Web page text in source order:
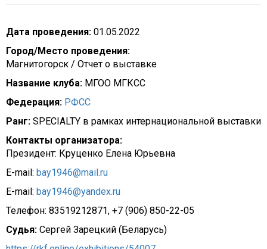
Дата проведения: 01.05.2022
Город/Место проведения:
Магнитогорск / Отчет о выставке
Название клуба: МГОО МГКСС
Федерация: РФСС
Ранг: SPECIALTY в рамках интернациональной выставки
Контакты организатора:
Президент: Круценко Елена Юрьевна
E-mail: bay1946@mail.ru
E-mail: bay1946@yandex.ru
Телефон: 83519212871, +7 (906) 850-22-05
Судья: Сергей Зарецкий (Беларусь)